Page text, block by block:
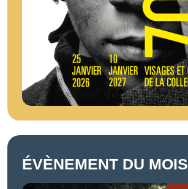
ÉVÈNEMENT DU MOIS